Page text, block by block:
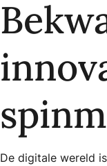
De digitale wereld